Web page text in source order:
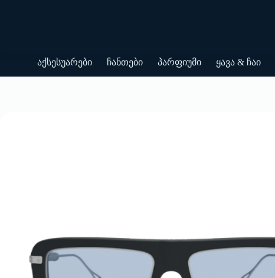
აქსესუარები ჩანთები პარფიუმი ყავა & ჩაი